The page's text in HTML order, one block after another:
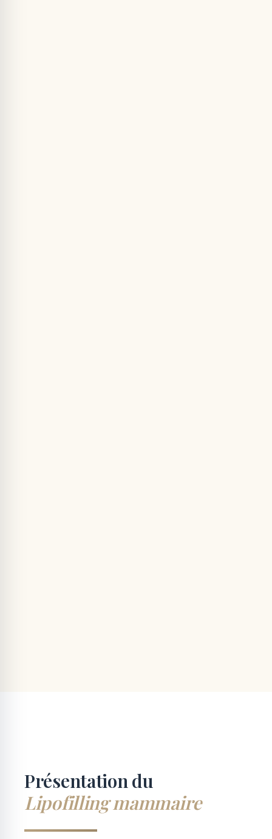
Présentation du
Lipofilling mammaire